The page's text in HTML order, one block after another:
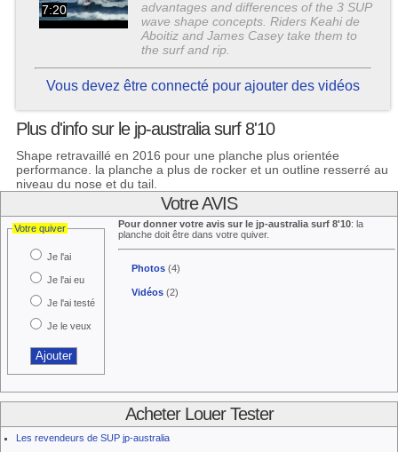
7:20
advantages and differences of the 3 SUP
wave shape concepts. Riders Keahi de
Aboitiz and James Casey take them to
the surf and rip.
Vous devez être connecté pour ajouter des vidéos
Plus d'info sur le jp-australia surf 8'10
Shape retravaillé en 2016 pour une planche plus orientée
performance. la planche a plus de rocker et un outline resserré au
niveau du nose et du tail.
Votre AVIS
Votre quiver
Je l'ai
Je l'ai eu
Je l'ai testé
Je le veux
Pour donner votre avis sur le jp-australia surf 8'10: la
planche doit être dans votre quiver.
Photos (4)
Vidéos (2)
Acheter Louer Tester
Les revendeurs de SUP jp-australia